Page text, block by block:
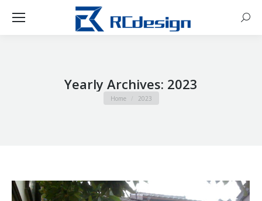
Yearly Archives: 2023
You are here:
Home 2023